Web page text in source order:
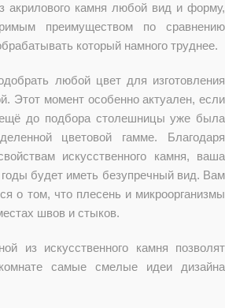
акрилового камня любой вид и форму,
преимуществом по сравнению
который намного труднее.
любой цвет для изготовления
Этот момент особенно актуален, если
до подбора столешницы уже была
цветовой гамме. Благодаря
искусственного камня, ваша
годы будет иметь безупречный вид. Вам
о том, что плесень и микроорганизмы
швов и стыков.
из искусственного камня позволят
самые смелые идеи дизайна